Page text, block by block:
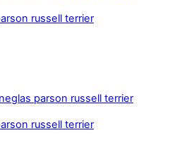
russell terrier
russell terrier